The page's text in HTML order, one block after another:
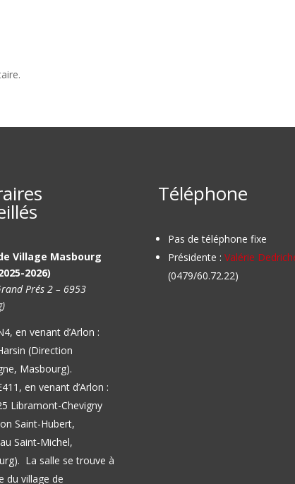
Village Masbourg
2026)
Prés 2 – 6953
en venant d’Arlon :
(Direction
Masbourg).
en venant d’Arlon :
Libramont-Chevigny
Saint-Hubert,
Saint-Michel,
La salle se trouve à
du village de
Téléphone
Pas de téléphone fixe
Présidente : Valérie
(0479/60.72.22)